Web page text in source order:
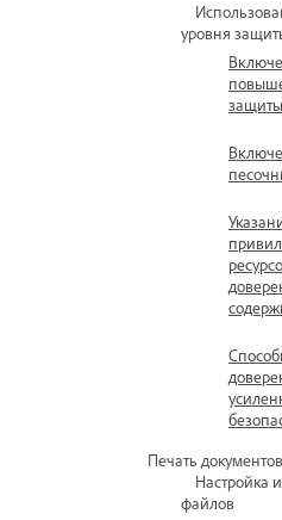
уровня
защиты
Печать документов
Настройка
файлов